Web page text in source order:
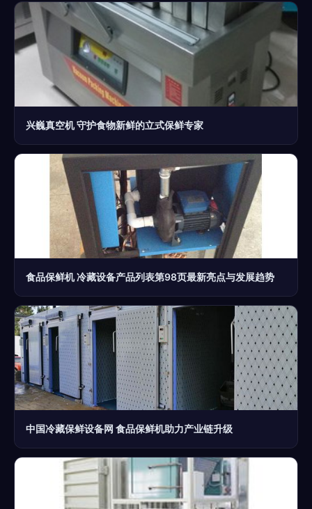
兴巍真空机 守护食物新鲜的立式保鲜专家
食品保鲜机 冷藏设备产品列表第98页最新亮点与发展趋势
中国冷藏保鲜设备网 食品保鲜机助力产业链升级